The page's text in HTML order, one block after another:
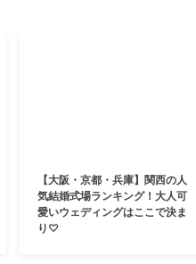
【大阪・京都・兵庫】関西の人
気結婚式場ランキング！大人可
愛いウェディングはここで決ま
り♡